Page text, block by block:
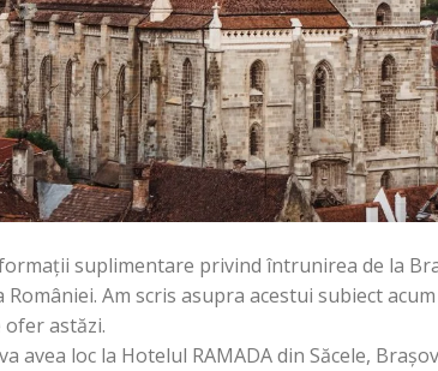
suplimentare privind întrunirea de la
României. Am scris asupra acestui subiect
ofer astăzi.
avea loc la Hotelul RAMADA din Săcele,